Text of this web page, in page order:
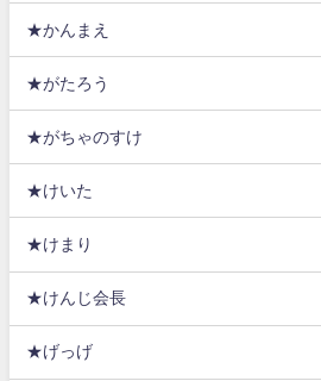
★かんまえ
★がたろう
★がちゃのすけ
★けいた
★けまり
★けんじ会長
★げっげ